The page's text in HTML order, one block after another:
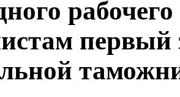
первый